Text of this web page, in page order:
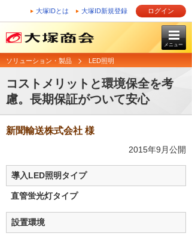
大塚IDとは 大塚ID新規登録 ログイン
メニュー
ソリューション・製品 LED照明
コストメリットと環境保全を考
慮。長期保証がついて安心
新聞輸送株式会社 様
2015年9月公開
導入LED照明タイプ
直管蛍光灯タイプ
設置環境